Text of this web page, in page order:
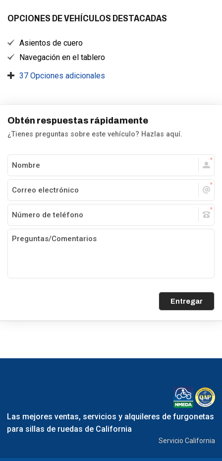
OPCIONES DE VEHÍCULOS DESTACADAS
Asientos de cuero
Navegación en el tablero
37 Opciones adicionales
Obtén respuestas rápidamente
¿Tienes preguntas sobre este vehículo? Hazlas aquí.
Entregar
Las mejores ventas, servicios y alquileres de furgonetas
para sillas de ruedas de California
Servicio California